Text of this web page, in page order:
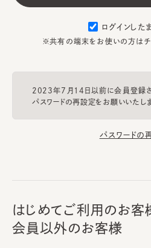
ログインした
※共有の端末をお使いの方はチ
2023年7月14日以前に会員登録
パスワードの再設定をお願いいたしま
パスワードの
はじめてご利用のお客
会員以外のお客様